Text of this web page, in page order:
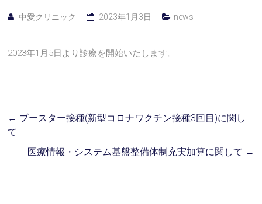
中愛クリニック 2023年1月3日 news
2023年1月5日より診療を開始いたします。
← ブースター接種(新型コロナワクチン接種3回目)に関し
て
医療情報・システム基盤整備体制充実加算に関して →